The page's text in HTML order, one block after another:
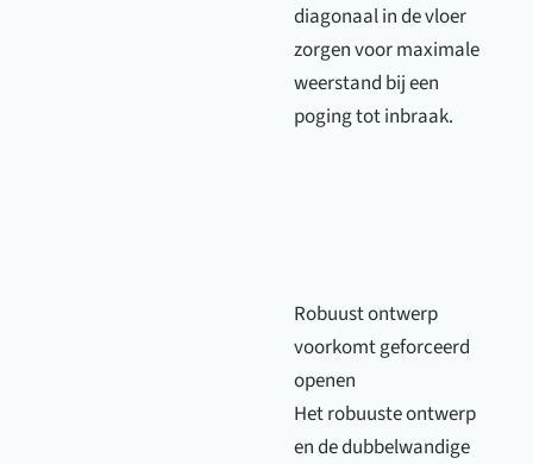
diagonaal in de vloer
zorgen voor maximale
weerstand bij een
poging tot inbraak.
Robuust ontwerp
voorkomt geforceerd
openen
Het robuuste ontwerp
en de dubbelwandige